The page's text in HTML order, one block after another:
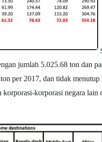
jumlah 5.025.68 ton dan
per 2017, dan tidak
korporasi negara lain